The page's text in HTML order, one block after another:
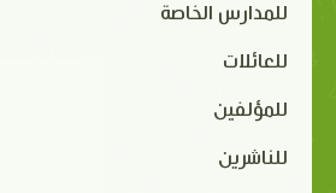
للمدارس الخاصة
للعائلات
للمؤلفين
للناشرين